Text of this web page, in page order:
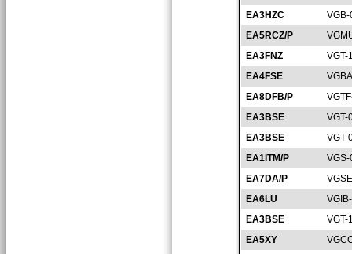
EA3HZC
EA5RCZ/P
EA3FNZ
VGT-
EA4FSE
EA8DFB/P
EA3BSE
VGT-
EA3BSE
VGT-
EA1ITM/P
EA7DA/P
EA6LU
EA3BSE
VGT-
EA5XY